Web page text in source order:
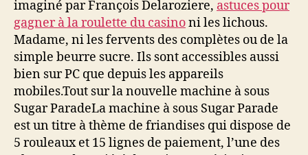
imaginé par François Delaroziere, astuces pour
gagner à la roulette du casinoni les lichous.
Madame, ni les fervents des complètes ou de la
simple beurre sucre. Ils sont accessibles aussi
bien sur PC que depuis les appareils
mobiles.Tout sur la nouvelle machine à sous
Sugar ParadeLa machine à sous Sugar Parade
est un titre à thème de friandises qui dispose de
5 rouleaux et 15 lignes de paiement, l’une des